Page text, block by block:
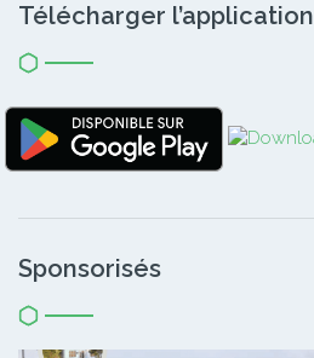
Télécharger l’application
Sponsorisés